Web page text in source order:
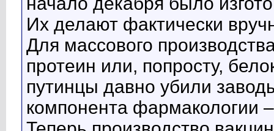
Их делают фактически
Для массового
протеин или, попросту,
путинцы давно убили
компонента фармакологии